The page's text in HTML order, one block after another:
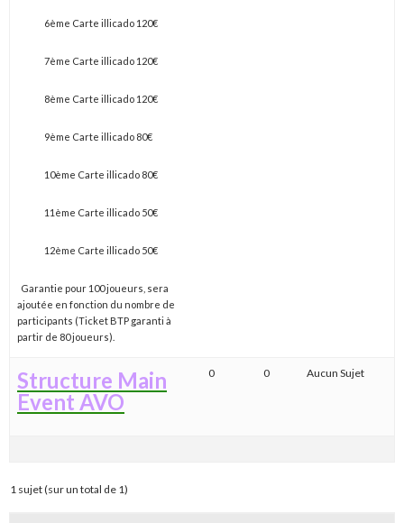
6ème Carte illicado 120€
7ème Carte illicado 120€
8ème Carte illicado 120€
9ème Carte illicado 80€
10ème Carte illicado 80€
11ème Carte illicado 50€
12ème Carte illicado 50€
Garantie pour 100 joueurs, sera
ajoutée en fonction du nombre de
participants (Ticket BTP garanti à
partir de 80 joueurs).
Structure Main
Event AVO
0 0 Aucun Sujet
1 sujet (sur un total de 1)